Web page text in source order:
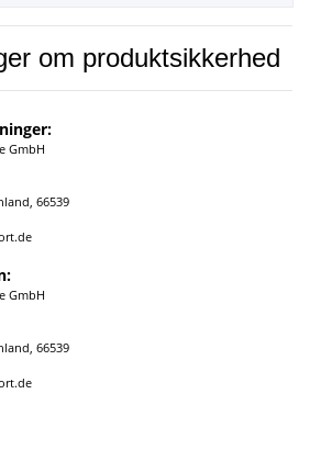
om produktsikkerhed
GmbH
66539
GmbH
66539